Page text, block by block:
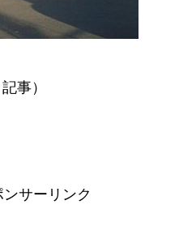
事）
ンサーリンク